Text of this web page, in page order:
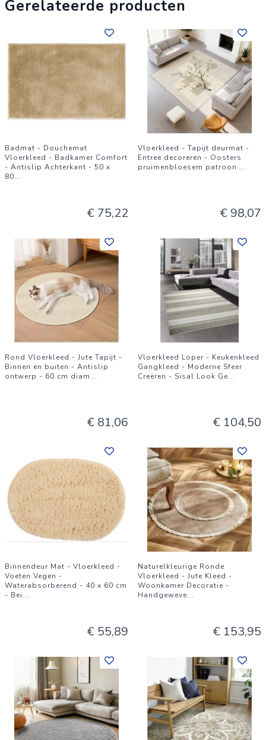
Gerelateerde producten
Badmat - Douchemat
Vloerkleed - Badkamer Comfort
- Antislip Achterkant - 50 x
80...
€ 75,22
Vloerkleed - Tapijt deurmat -
Entree decoreren - Oosters
pruimenbloesem patroon ...
€ 98,07
Rond Vloerkleed - Jute Tapijt -
Binnen en buiten - Antislip
ontwerp - 60 cm diam...
€ 81,06
Vloerkleed Loper - Keukenkleed
Gangkleed - Moderne Sfeer
Creëren - Sisal Look Ge...
€ 104,50
Binnendeur Mat - Vloerkleed -
Voeten Vegen -
Waterabsorberend - 40 x 60 cm
- Bei...
€ 55,89
Naturelkleurige Ronde
Vloerkleed - Jute Kleed -
Woonkamer Decoratie -
Handgeweve...
€ 153,95